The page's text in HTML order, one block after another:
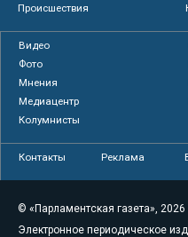
Происшествия
Видео
Фото
Мнения
Медиацентр
Колумнисты
Контакты Реклама
© «Парламентская газета», 2026
Электронное периодическое